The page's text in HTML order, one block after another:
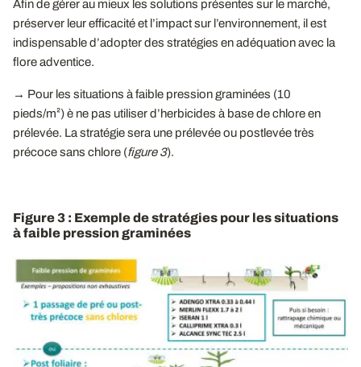
Afin de gérer au mieux les solutions présentes sur le marché,
préserver leur efficacité et l’impact sur l’environnement, il est
indispensable d’adopter des stratégies en adéquation avec la
flore adventice.
→ Pour les situations à faible pression graminées (10
pieds/m²) è ne pas utiliser d’herbicides à base de chlore en
prélevée. La stratégie sera une prélevée ou postlevée très
précoce sans chlore (figure 3).
Figure 3 : Exemple de stratégies pour les situations
à faible pression graminées